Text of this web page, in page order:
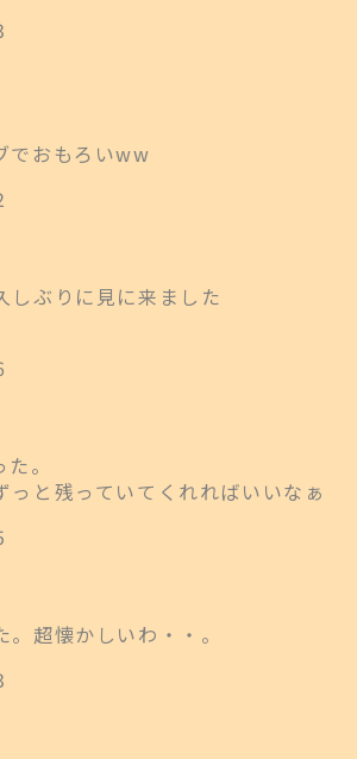
でおもろいww
しぶりに見に来ました
。
と残っていてくれればいいなぁ
超懐かしいわ・・。